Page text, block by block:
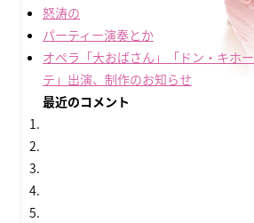
怒涛の
パーティー演奏とか
オペラ「大おばさん」「ドン・キホー
テ」出演、制作のお知らせ
最近のコメント